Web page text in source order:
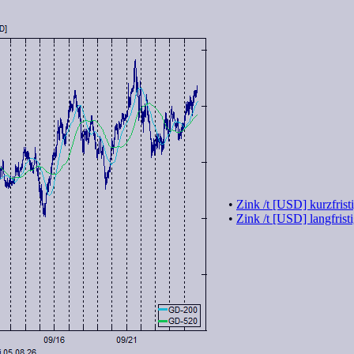
• Zink /t [USD]
• Zink /t [USD]